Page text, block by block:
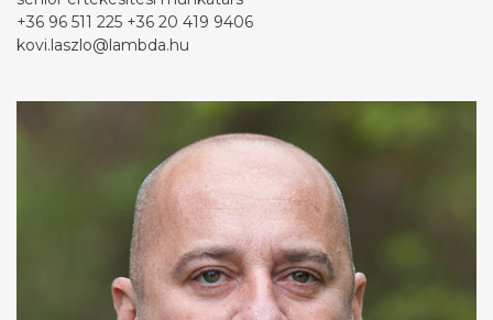
+36 96 511 225 +36 20 419 9406
kovi.laszlo@lambda.hu